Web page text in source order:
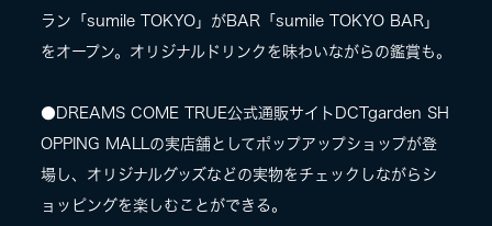
ラン「sumile TOKYO」がBAR「sumile TOKYO BAR」
をオープン。オリジナルドリンクを味わいながらの鑑賞も。
●DREAMS COME TRUE公式通販サイトDCTgarden SH
OPPING MALLの実店舗としてポップアップショップが登
場し、オリジナルグッズなどの実物をチェックしながらシ
ョッピングを楽しむことができる。